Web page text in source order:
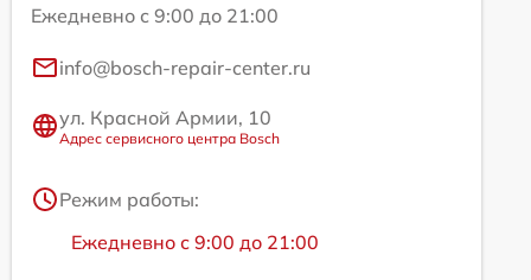
Ежедневно с 9:00 до 21:00
info@bosch-repair-center.ru
ул. Красной Армии, 10
Адрес сервисного центра Bosch
Режим работы:
Ежедневно с 9:00 до 21:00